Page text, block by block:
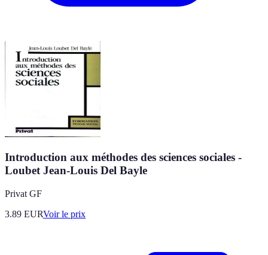
Introduction aux méthodes des sciences sociales -
Loubet Jean-Louis Del Bayle
Privat GF
3.89 EURVoir le prix